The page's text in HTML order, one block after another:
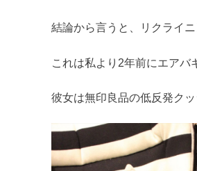
結論から言うと、リクライ
これは私より2年前にエアバ
彼女は無印良品の低反発ク